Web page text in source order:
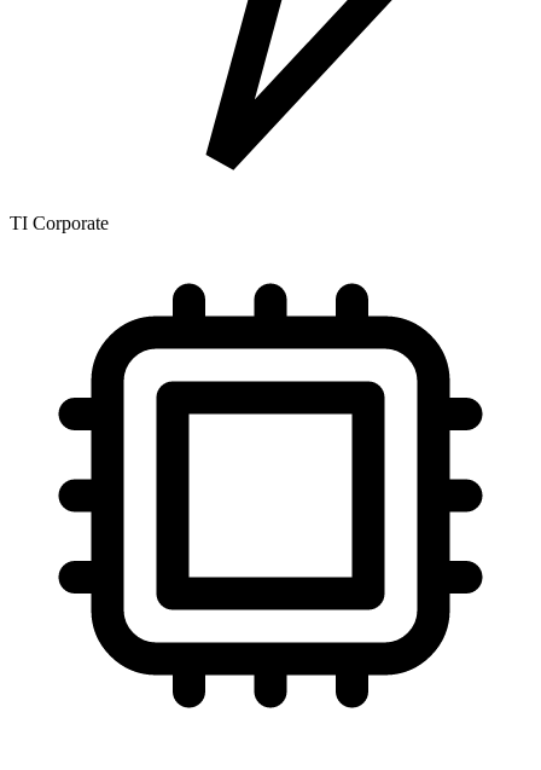
TI Corporate